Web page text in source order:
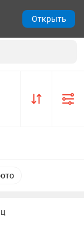
Открыть